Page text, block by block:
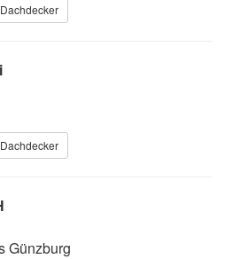
Günzburg